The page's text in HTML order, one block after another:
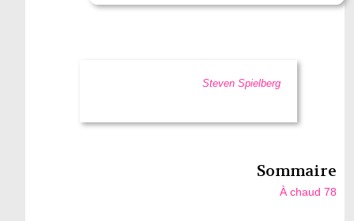
Steven Spielberg
Sommaire
À chaud 78